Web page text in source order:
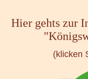
Hier gehts zur
(klicken